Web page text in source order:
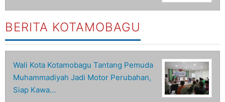
BERITA KOTAMOBAGU
Wali Kota Kotamobagu Tantang Pemuda
Muhammadiyah Jadi Motor Perubahan,
Siap Kawa…